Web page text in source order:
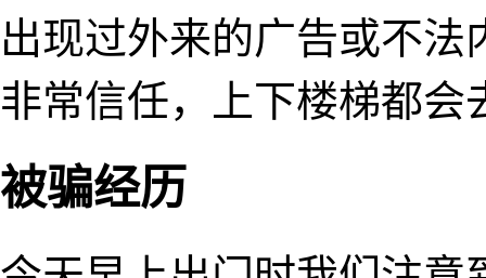
出现过外来的广告或不
非常信任，上下楼梯都会
被骗经历